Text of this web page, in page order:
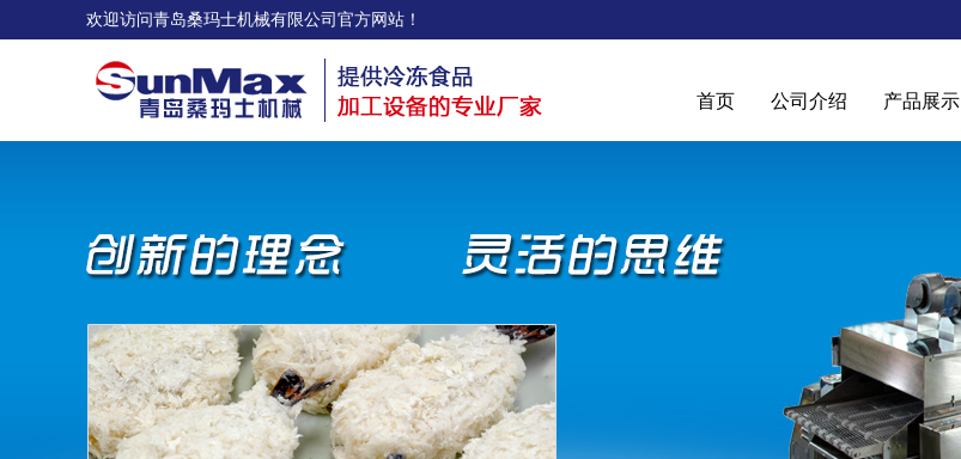
欢迎访问青岛桑玛士机械有限公司官方网站！
首页 公司介绍 产品展示